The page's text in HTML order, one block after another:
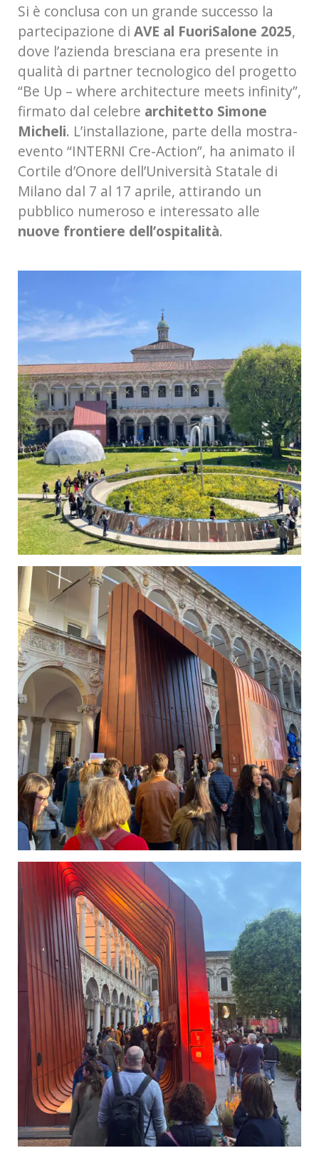
Si è conclusa con un grande successo la
partecipazione di AVE al FuoriSalone 2025,
dove l’azienda bresciana era presente in
qualità di partner tecnologico del progetto
“Be Up – where architecture meets infinity”,
firmato dal celebre architetto Simone
Micheli. L’installazione, parte della mostra-
evento “INTERNI Cre-Action”, ha animato il
Cortile d’Onore dell’Università Statale di
Milano dal 7 al 17 aprile, attirando un
pubblico numeroso e interessato alle
nuove frontiere dell’ospitalità.